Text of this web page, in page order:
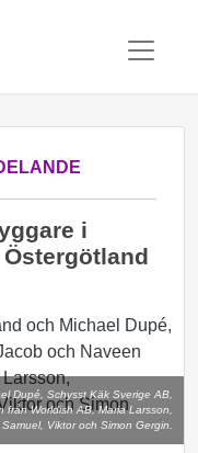
i
Dupé, Schysst Käk Sverige AB,
Worldish AB, Maria Larsson,
Viktor och Simon Gergin.